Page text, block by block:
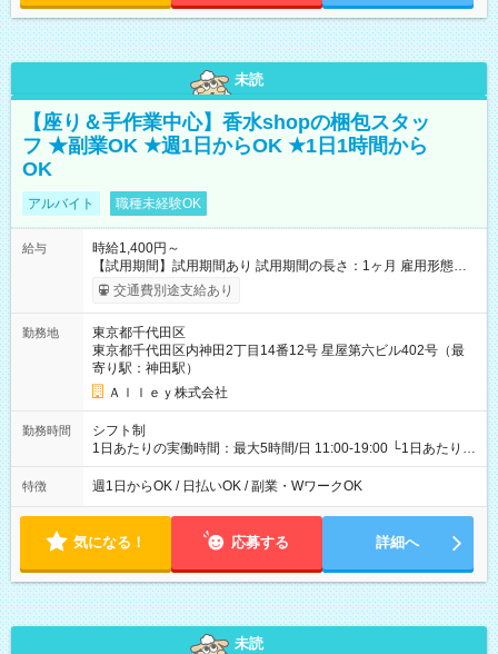
未読
【座り＆手作業中心】香水shopの梱包スタッ
フ ★副業OK ★週1日からOK ★1日1時間から
OK
アルバイト 職種未経験OK
給与
時給1,400円～
【試用期間】試用期間あり 試用期間の長さ：1ヶ月 雇用形態、
給与は本採用時と同じです。
交通費別途支給あり
勤務地
東京都千代田区
東京都千代田区内神田2丁目14番12号 星屋第六ビル402号（最
寄り駅：神田駅）
Ａｌｌｅｙ株式会社
勤務時間
シフト制
1日あたりの実働時間：最大5時間/日 11:00-19:00 └1日あたりの
実働時間：1-5時間 └上記の時間帯内であれば、いつでも勤務可
能！ └平日・土曜日の中で、お好きな曜日でご勤務いただけま
18:00 などのように、自由な働き方が可能なお仕事です！
特徴 週1日からOK / 日払いOK / 副業・WワークOK
気になる！ 応募する 詳細へ
未読